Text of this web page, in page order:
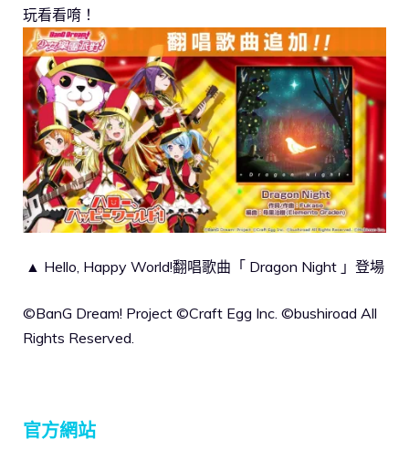
玩看看唷！
▲ Hello, Happy World!翻唱歌曲「 Dragon Night 」登場
©BanG Dream! Project ©Craft Egg Inc. ©bushiroad All
Rights Reserved.
官方網站